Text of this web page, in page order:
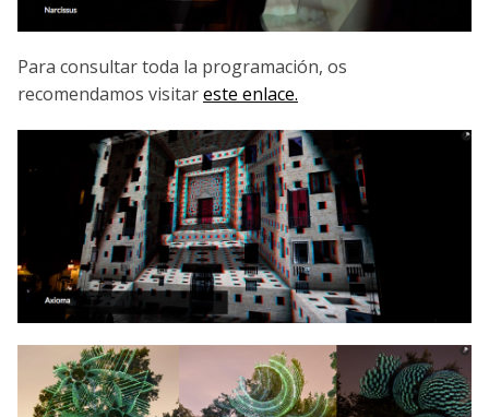
Para consultar toda la programación, os
recomendamos visitareste enlace.